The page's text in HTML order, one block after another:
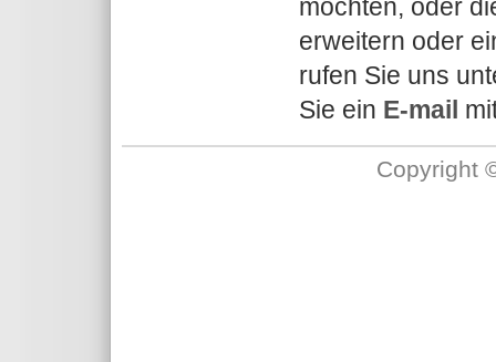
möchten, oder
erweitern oder
rufen Sie uns
Sie ein E-mail
Copyright